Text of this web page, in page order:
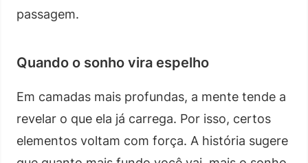
passagem.
Quando o sonho vira espelho
Em camadas mais profundas, a mente tende a
revelar o que ela já carrega. Por isso, certos
elementos voltam com força. A história sugere